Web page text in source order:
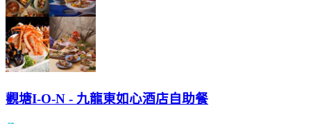
觀塘I-O-N - 九龍東如心酒店自助餐